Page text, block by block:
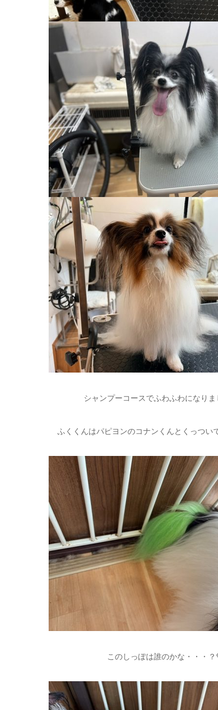
シャンプーコースでふわふわになり
ふくくんはパピヨンのコナンくんとくっつい
このしっぽは誰のかな・・・